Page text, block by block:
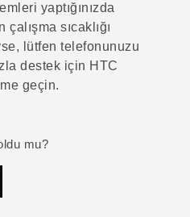
yaptığınızda
sıcaklığı
lütfen telefonunuzu
destek için HTC
geçin.
mu?